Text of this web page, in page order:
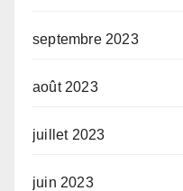
septembre 2023
août 2023
juillet 2023
juin 2023